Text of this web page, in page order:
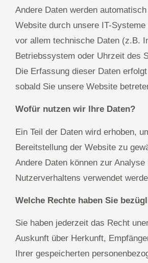
Andere Daten werden
Website durch unsere IT-
vor allem technische Daten (z.B.
Betriebssystem oder Uhrzeit des
Die Erfassung dieser Daten
sobald Sie unsere Website
Wofür nutzen wir Ihre Daten?
Ein Teil der Daten wird erhoben,
Bereitstellung der Website zu
Andere Daten können zur Analyse
Nutzerverhaltens verwendet
Welche Rechte haben Sie
Sie haben jederzeit das Recht
Auskunft über Herkunft,
Ihrer gespeicherten